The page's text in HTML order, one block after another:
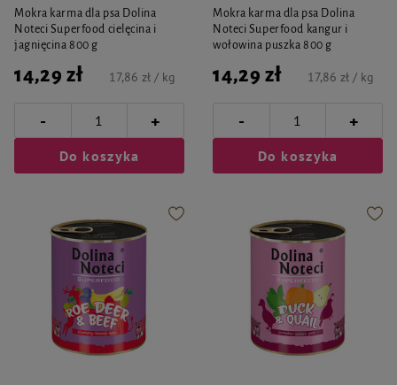
Mokra karma dla psa Dolina
Noteci Superfood cielęcina i
jagnięcina 800 g
14,29 zł 17,86 zł / kg
- +
Do koszyka
Mokra karma dla psa Dolina
Noteci Superfood kangur i
wołowina puszka 800 g
14,29 zł 17,86 zł / kg
- +
Do koszyka